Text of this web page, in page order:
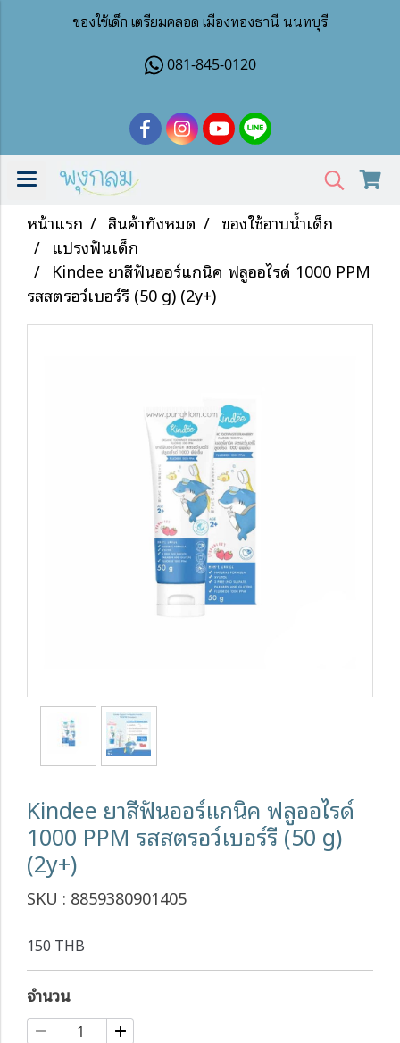
ของใช้เด็ก เตรียมคลอด เมืองทองธานี นนทบุรี
081-845-0120
หน้าแรก สินค้าทั้งหมด
ของใช้อาบน้ำเด็ก
แปรงฟันเด็ก
Kindee ยาสีฟันออร์แกนิค ฟลูออไรด์ 1000 PPM
รสสตรอว์เบอร์รี (50 g) (2y+)
Kindee ยาสีฟันออร์แกนิค ฟลูออไรด์
1000 PPM รสสตรอว์เบอร์รี (50 g)
(2y+)
SKU : 8859380901405
150 THB
จำนวน